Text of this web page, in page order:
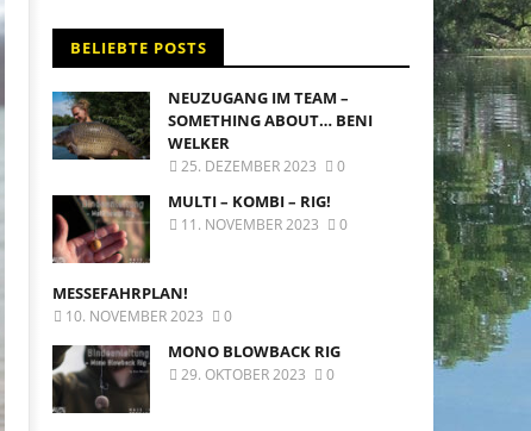
BELIEBTE POSTS
NEUZUGANG IM TEAM –
SOMETHING ABOUT… BENI
WELKER
25. DEZEMBER 2023 0
MULTI – KOMBI – RIG!
11. NOVEMBER 2023 0
MESSEFAHRPLAN!
10. NOVEMBER 2023 0
MONO BLOWBACK RIG
29. OKTOBER 2023 0